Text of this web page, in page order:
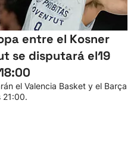
entre el Kosner
se disputará el19
el Valencia Basket y el Barça
21:00.